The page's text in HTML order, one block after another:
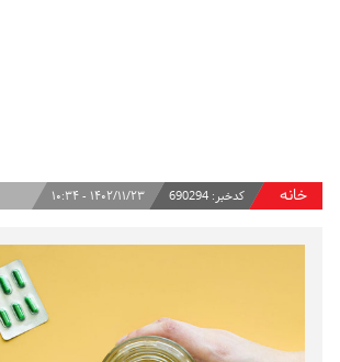
خانه کدخبر: 690294 ۱۴۰۲/۱۱/۲۳ - ۱۰:۳۴